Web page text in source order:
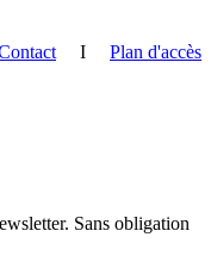
I Plan d'accès
Sans obligation